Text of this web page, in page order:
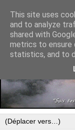
This site uses
and to analyze
shared with
metrics to ensure
statistics, and to